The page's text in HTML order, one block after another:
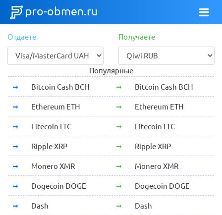
pro-obmen.ru
Отдаете Получаете
Популярные
Bitcoin Cash BCH
Bitcoin Cash BCH
Ethereum ETH Ethereum ETH
Litecoin LTC Litecoin LTC
Ripple XRP Ripple XRP
Monero XMR Monero XMR
Dogecoin DOGE Dogecoin DOGE
Dash Dash